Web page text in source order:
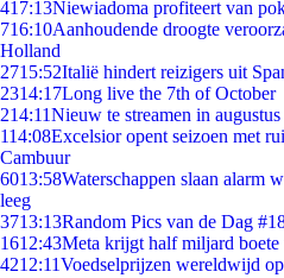
417:13Niewiadoma profiteert van
716:10Aanhoudende droogte
Holland
2715:52Italië hindert reizigers uit
2314:17Long live the 7th of October
214:11Nieuw te streamen in augustus
114:08Excelsior opent seizoen met
Cambuur
6013:58Waterschappen slaan alarm
leeg
3713:13Random Pics van de Dag
1612:43Meta krijgt half miljard boete
4212:11Voedselprijzen wereldwijd